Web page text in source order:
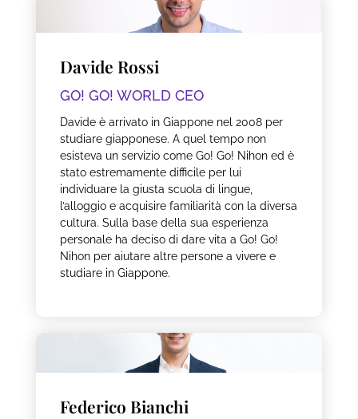
Davide Rossi
GO! GO! WORLD CEO
Davide è arrivato in Giappone nel 2008 per
studiare giapponese. A quel tempo non
esisteva un servizio come Go! Go! Nihon ed è
stato estremamente difficile per lui
individuare la giusta scuola di lingue,
l’alloggio e acquisire familiarità con la diversa
cultura. Sulla base della sua esperienza
personale ha deciso di dare vita a Go! Go!
Nihon per aiutare altre persone a vivere e
studiare in Giappone.
Federico Bianchi